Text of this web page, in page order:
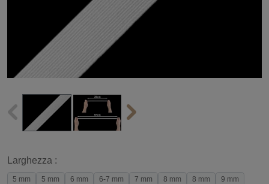
Larghezza :
5 mm 5 mm 6 mm 6-7 mm 7 mm 8 mm 8 mm
9 mm